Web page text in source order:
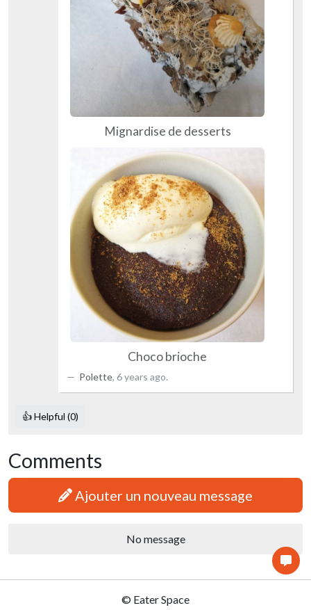
Mignardise de desserts
Choco brioche
Polette, 6 years ago.
👍 Helpful (0)
Comments
Ajouter un nouveau message
No message
© Eater Space